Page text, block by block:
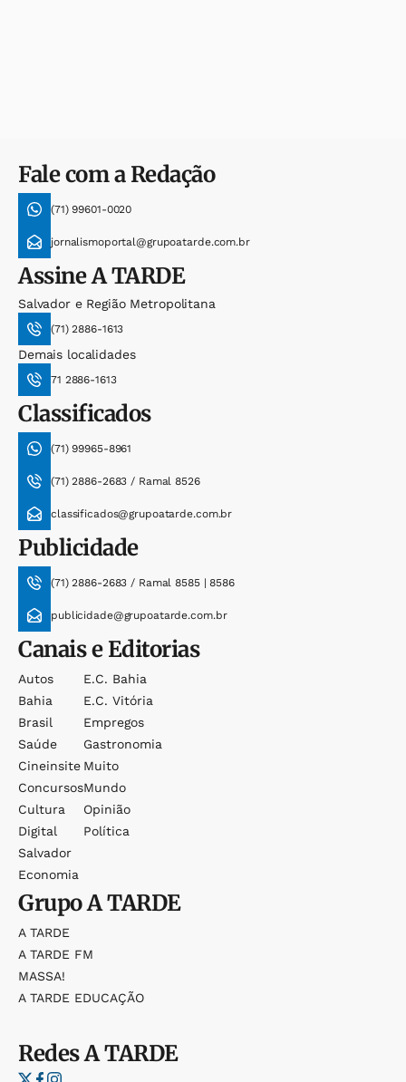
Fale com a Redação
(71) 99601-0020
jornalismoportal@grupoatarde.com.br
AssineA TARDE
Salvador e Região Metropolitana
(71) 2886-1613
Demais localidades
71 2886-1613
Classificados
(71) 99965-8961
(71) 2886-2683 / Ramal 8526
classificados@grupoatarde.com.br
Publicidade
(71) 2886-2683 / Ramal 8585 | 8586
publicidade@grupoatarde.com.br
Canais e Editorias
Autos
Bahia
Brasil
Saúde
Cineinsite
Concursos
Cultura
Digital
Salvador
Economia
E.c. Bahia
E.c. Vitória
Empregos
Gastronomia
Muito
Mundo
Opinião
Política
GrupoA TARDE
A TARDE
A TARDE FM
MASSA!
A TARDE EDUCAÇÃO
RedesA TARDE